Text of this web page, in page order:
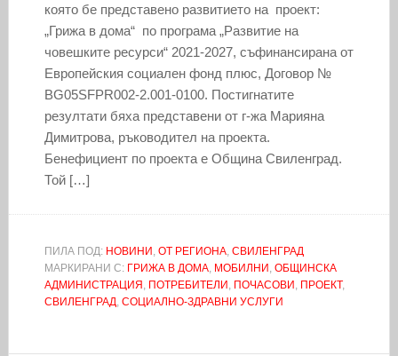
която бе представено развитието на проект:
„Грижа в дома“ по програма „Развитие на
човешките ресурси“ 2021-2027, съфинансирана от
Европейския социален фонд плюс, Договор №
BG05SFPR002-2.001-0100. Постигнатите
резултати бяха представени от г-жа Марияна
Димитрова, ръководител на проекта.
Бенефициент по проекта е Община Свиленград.
Той […]
ПИЛА ПОД: НОВИНИ , ОТ РЕГИОНА, СВИЛЕНГРАД
МАРКИРАНИ С: ГРИЖА В ДОМА, МОБИЛНИ , ОБЩИНСКА
АДМИНИСТРАЦИЯ , ПОТРЕБИТЕЛИ , ПОЧАСОВИ , ПРОЕКТ,
СВИЛЕНГРАД, СОЦИАЛНО-ЗДРАВНИ УСЛУГИ